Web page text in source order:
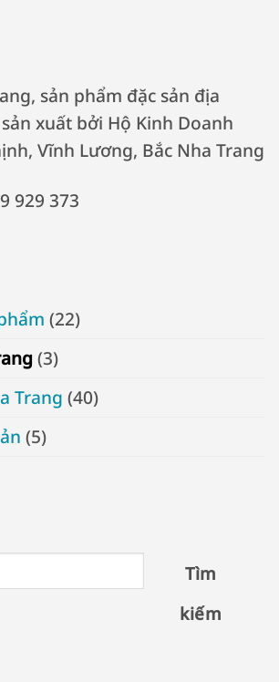
sản phẩm đặc sản địa
xuất bởi Hộ Kinh Doanh
Vĩnh Lương, Bắc Nha Trang
929 373
(22)
(3)
Trang (40)
(5)
Tìm
kiếm